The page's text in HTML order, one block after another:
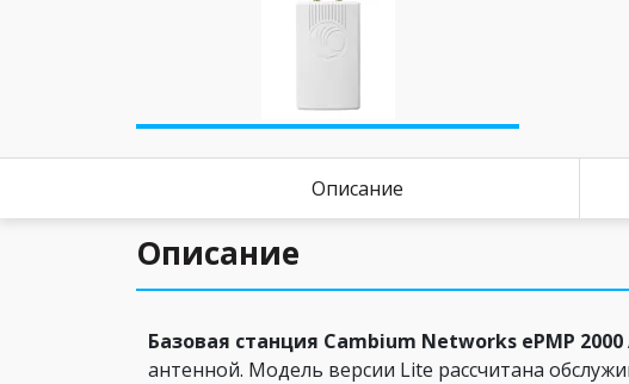
Описание
Описание
Базовая станция Cambium Networks ePMP 2000
антенной. Модель версии Lite рассчитана